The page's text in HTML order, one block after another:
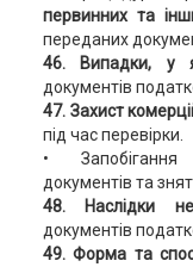
первинних та
переданих
46. Випадки, у
документів
47. Захист
під час перевірки.
• Запобігання
документів та
48. Наслідки
документів
49. Форма та